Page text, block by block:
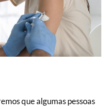
que algumas pessoas